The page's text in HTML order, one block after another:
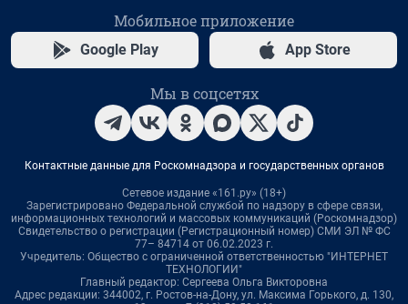
Мобильное приложение
Google Play App Store
Мы в соцсетях
Контактные данные для Роскомнадзора и государственных органов
Сетевое издание «161.ру» (18+)
Зарегистрировано Федеральной службой по надзору в сфере связи,
информационных технологий и массовых коммуникаций (Роскомнадзор)
Свидетельство о регистрации (Регистрационный номер) СМИ ЭЛ № ФС
77– 84714 от 06.02.2023 г.
Учредитель: Общество с ограниченной ответственностью "ИНТЕРНЕТ
ТЕХНОЛОГИИ"
Главный редактор: Сергеева Ольга Викторовна
Адрес редакции: 344002, г. Ростов-на-Дону, ул. Максима Горького, д. 130,